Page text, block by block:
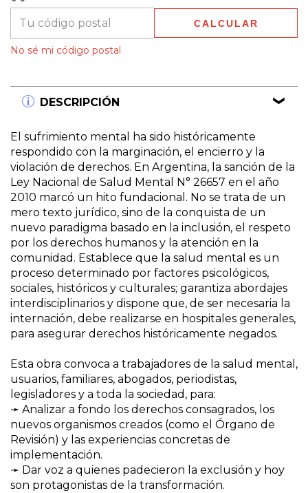
CALCULAR
No sé mi código postal
DESCRIPCIÓN
El sufrimiento mental ha sido históricamente
respondido con la marginación, el encierro y la
violación de derechos. En Argentina, la sanción de la
Ley Nacional de Salud Mental N° 26657 en el año
2010 marcó un hito fundacional. No se trata de un
mero texto jurídico, sino de la conquista de un
nuevo paradigma basado en la inclusión, el respeto
por los derechos humanos y la atención en la
comunidad. Establece que la salud mental es un
proceso determinado por factores psicológicos,
sociales, históricos y culturales; garantiza abordajes
interdisciplinarios y dispone que, de ser necesaria la
internación, debe realizarse en hospitales generales,
para asegurar derechos históricamente negados.
Esta obra convoca a trabajadores de la salud mental,
usuarios, familiares, abogados, periodistas,
legisladores y a toda la sociedad, para:
➛ Analizar a fondo los derechos consagrados, los
nuevos organismos creados (como el Órgano de
Revisión) y las experiencias concretas de
implementación.
➛ Dar voz a quienes padecieron la exclusión y hoy
son protagonistas de la transformación.